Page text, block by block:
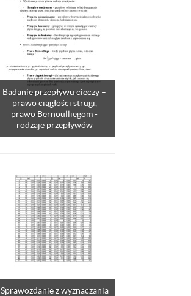
Badanie przepływu cieczy –
prawo ciągłości strugi,
prawo Bernoulliegom -
rodzaje przepływów
Sprawozdanie z wyznaczania